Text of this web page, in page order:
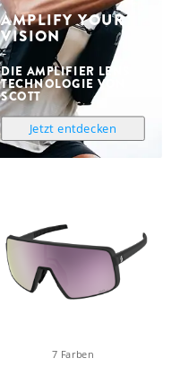
AMPLIFY YOUR
VISION
DIE AMPLIFIER LENS
TECHNOLOGIE VON
SCOTT
Jetzt entdecken
7 Farben